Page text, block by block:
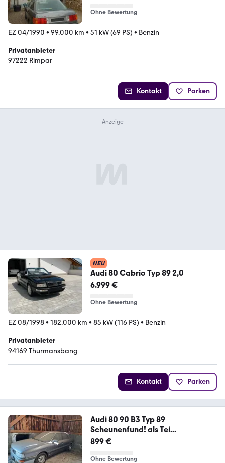
Ohne Bewertung
EZ 04/1990 • 99.000 km • 51 kW (69 PS) • Benzin
Privatanbieter
97222 Rimpar
Kontakt Parken
NEU
Audi 80 Cabrio Typ 89 2,0
6.999 €
Ohne Bewertung
EZ 08/1998• 182.000 km • 85 kW (116 PS) • Benzin
Privatanbieter
94169 Thurmansbang
Kontakt Parken
Audi 80 90 B3 Typ 89
Scheunenfund! als Tei...
899 €
Ohne Bewertung